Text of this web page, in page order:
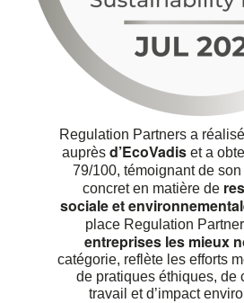
Regulation Partners a
auprès d’EcoVadis et a
79/100, témoignant de son
concret en matière de
sociale et
place Regulation
entreprises les mieux
catégorie, reflète les efforts
de pratiques éthiques, de
travail et d’impact